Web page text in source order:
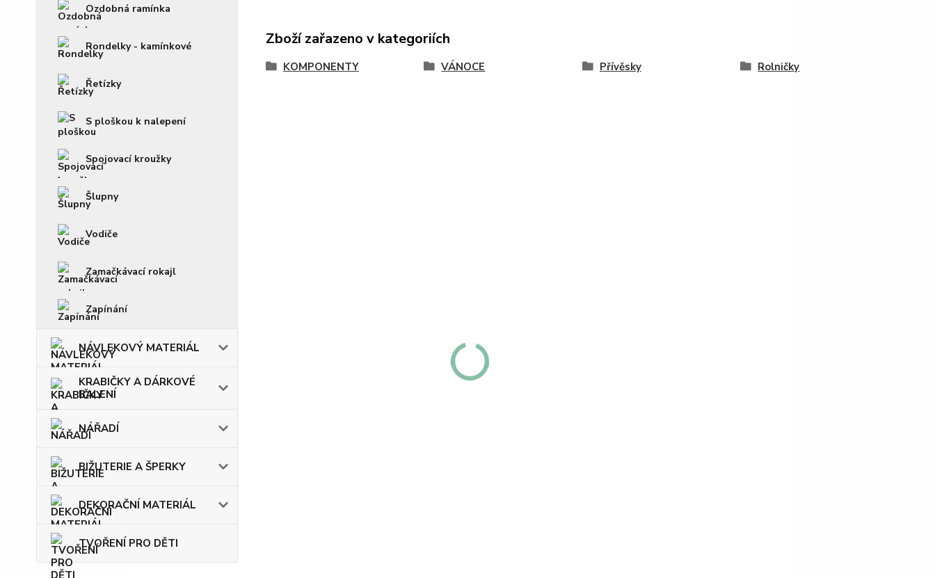
Ozdobná ramínka
Rondelky - kamínkové
Řetízky
S ploškou k nalepení
Spojovací kroužky
Šlupny
Vodiče
Zamačkávací rokajl
Zapínání
NÁVLEKOVÝ MATERIÁL
KRABIČKY A DÁRKOVÉ
BALENÍ
NÁŘADÍ
BIŽUTERIE A ŠPERKY
DEKORAČNÍ MATERIÁL
TVOŘENÍ PRO DĚTI
Zboží zařazeno v kategoriích
KOMPONENTY VÁNOCE Přívěsky Rolničky